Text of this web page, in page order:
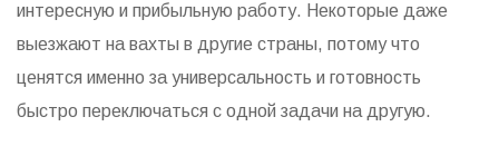
интересную и прибыльную работу. Некоторые даже
выезжают на вахты в другие страны, потому что
ценятся именно за универсальность и готовность
быстро переключаться с одной задачи на другую.